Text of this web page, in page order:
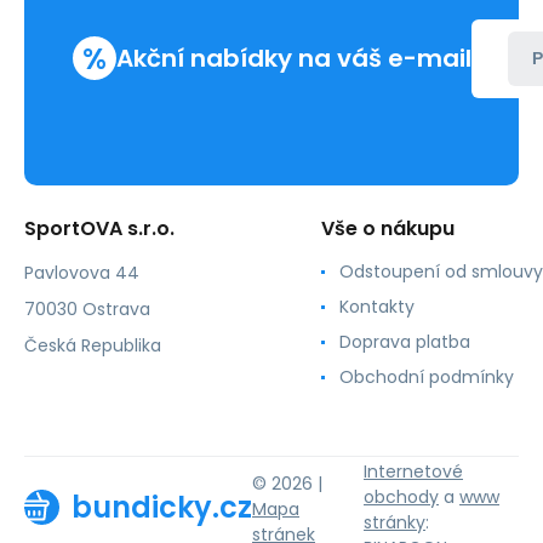
% Akční nabídky na váš e-mail
SportOVA s.r.o.
Pavlovova 44
70030 Ostrava
Česká Republika
Vše o nákupu
Odstoupení od smlouvy
Kontakty
Doprava platba
Obchodní podmínky
bundicky.cz
© 2026 |
Mapa
stránek
Internetové
obchody a www
stránky: